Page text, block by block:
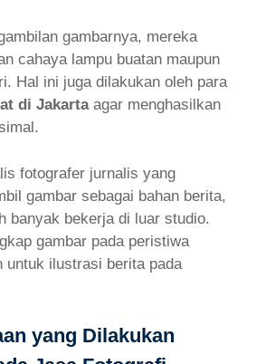
gambarnya, mereka
cahaya lampu buatan maupun
Hal ini juga dilakukan oleh para
di Jakarta agar menghasilkan
fotografer jurnalis yang
gambar sebagai bahan berita,
banyak bekerja di luar studio.
gambar pada peristiwa
untuk ilustrasi berita pada
yang Dilakukan